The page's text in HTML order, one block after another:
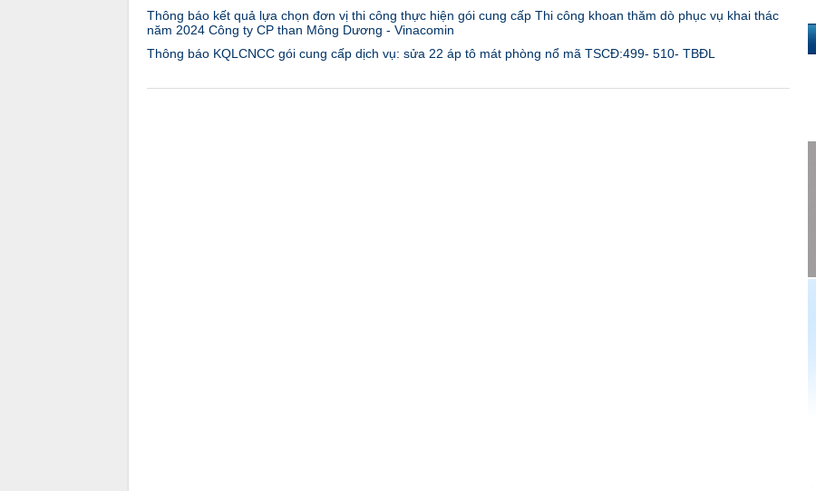
Thông báo kết quả lựa chọn đơn vị thi công thực hiện gói cung cấp Thi công khoan thăm dò phục vụ khai thác
năm 2024 Công ty CP than Mông Dương - Vinacomin
Thông báo KQLCNCC gói cung cấp dịch vụ: sửa 22 áp tô mát phòng nổ mã TSCĐ:499- 510- TBĐL